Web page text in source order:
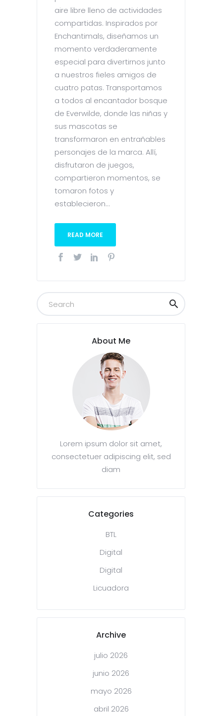
aire libre lleno de actividades
compartidas. Inspirados por
Enchantimals, diseñamos un
momento verdaderamente
especial para divertirnos junto
a nuestros fieles amigos de
cuatro patas. Transportamos
a todos al encantador bosque
de Everwilde, donde las niñas y
sus mascotas se
transformaron en entrañables
personajes de la marca. Allí,
disfrutaron de juegos,
compartieron momentos, se
tomaron fotos y
establecieron...
READ MORE
About Me
Lorem ipsum dolor sit amet,
consectetuer adipiscing elit, sed
diam
Categories
BTL
Digital
Digital
Licuadora
Archive
julio 2026
junio 2026
mayo 2026
abril 2026